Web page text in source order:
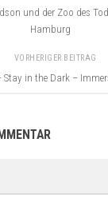
und der Zoo des
Hamburg
VORHERIGER BEITRAG
Stay in the Dark –